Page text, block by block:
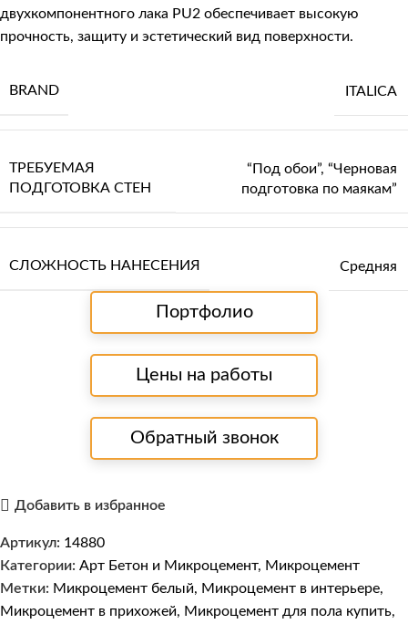
двухкомпонентного лака PU2 обеспечивает высокую
прочность, защиту и эстетический вид поверхности.
BRAND ITALICA
ТРЕБУЕМАЯ
ПОДГОТОВКА СТЕН
“Под обои”, “Черновая
подготовка по маякам”
СЛОЖНОСТЬ НАНЕСЕНИЯ Средняя
Портфолио
Цены на работы
Обратный звонок
Добавить в избранное
Артикул: 14880
Категории: Арт Бетон и Микроцемент, Микроцемент
Метки: Микроцемент белый, Микроцемент в интерьере,
Микроцемент в прихожей, Микроцемент для пола купить,